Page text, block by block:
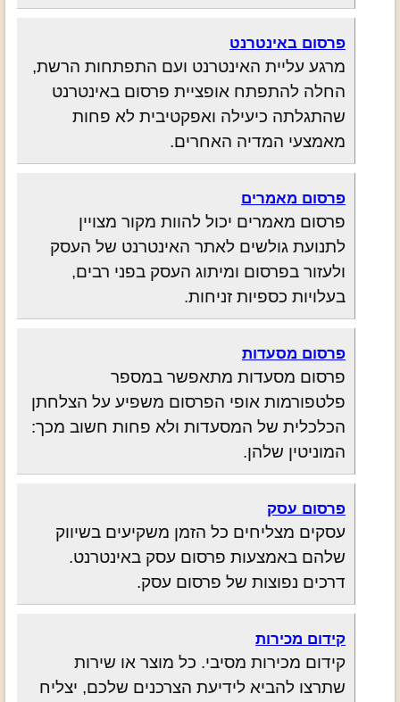
פרסום באינטרנט
מרגע עליית האינטרנט ועם התפתחות הרשת,
החלה להתפתח אופציית פרסום באינטרנט
שהתגלתה כיעילה ואפקטיבית לא פחות
מאמצעי המדיה האחרים.
פרסום מאמרים
פרסום מאמרים יכול להוות מקור מצויין
לתנועת גולשים לאתר האינטרנט של העסק
ולעזור בפרסום ומיתוג העסק בפני רבים,
בעלויות כספיות זניחות.
פרסום מסעדות
פרסום מסעדות מתאפשר במספר
פלטפורמות אופי הפרסום משפיע על הצלחתן
הכלכלית של המסעדות ולא פחות חשוב מכך:
המוניטין שלהן.
פרסום עסק
עסקים מצליחים כל הזמן משקיעים בשיווק
שלהם באמצעות פרסום עסק באינטרנט.
דרכים נפוצות של פרסום עסק.
קידום מכירות
קידום מכירות מסיבי. כל מוצר או שירות
שתרצו להביא לידיעת הצרכנים שלכם, יצליח